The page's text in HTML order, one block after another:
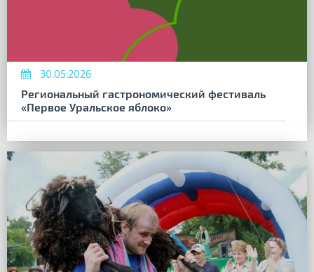
30.05.2026
Региональный гастрономический фестиваль
«Первое Уральское яблоко»